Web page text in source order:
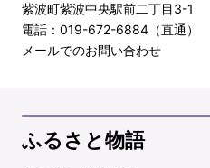
紫波町紫波中央駅前二丁目3-1
電話：019-672-6884（直通）
メールでのお問い合わせ
ふるさと物語